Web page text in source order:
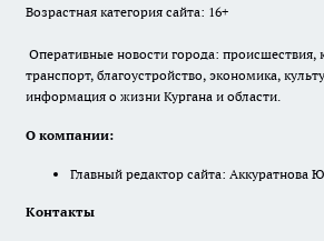
Возрастная категория сайта: 16+
Оперативные новости города:
транспорт, благоустройство, экономика,
информация о жизни Кургана и области.
О компании:
Главный редактор сайта: Аккуратнова
Контакты